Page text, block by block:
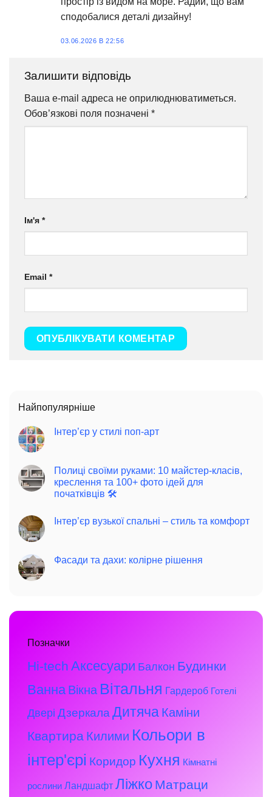
сподобалися деталі дизайну!
03.06.2026 В 22:56
Залишити відповідь
Ваша e-mail адреса не оприлюднюватиметься.
Обов’язкові поля позначені *
Ім'я *
Email *
Найпопулярніше
Інтер’єр у стилі поп-арт
Полиці своїми руками: 10 майстер-класів,
креслення та 100+ фото ідей для
початківців 🛠️
Інтер’єр вузької спальні – стиль та комфорт
Фасади та дахи: колірне рішення
Позначки
Hi-tech Аксесуари Балкон Будинки
Ванна Вікна Вітальня Гардероб Готелі
Двері ДзеркалаДитяча Каміни
Квартира Килими Кольори в
інтер'єрі Коридор Кухня Кімнатні
рослини Ландшафт Ліжко Матраци